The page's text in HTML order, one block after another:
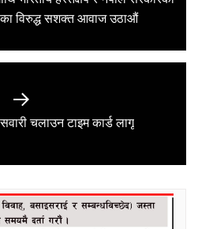
Previous
post:
विरुद्ध सशक्त आवाज उठाऔं
Nextचलाउन टाइम कार्ड लागू